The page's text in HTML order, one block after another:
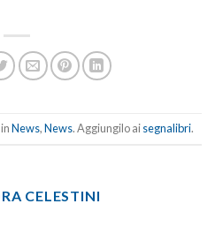
News,News. Aggiungilo aisegnalibri.
CELESTINI